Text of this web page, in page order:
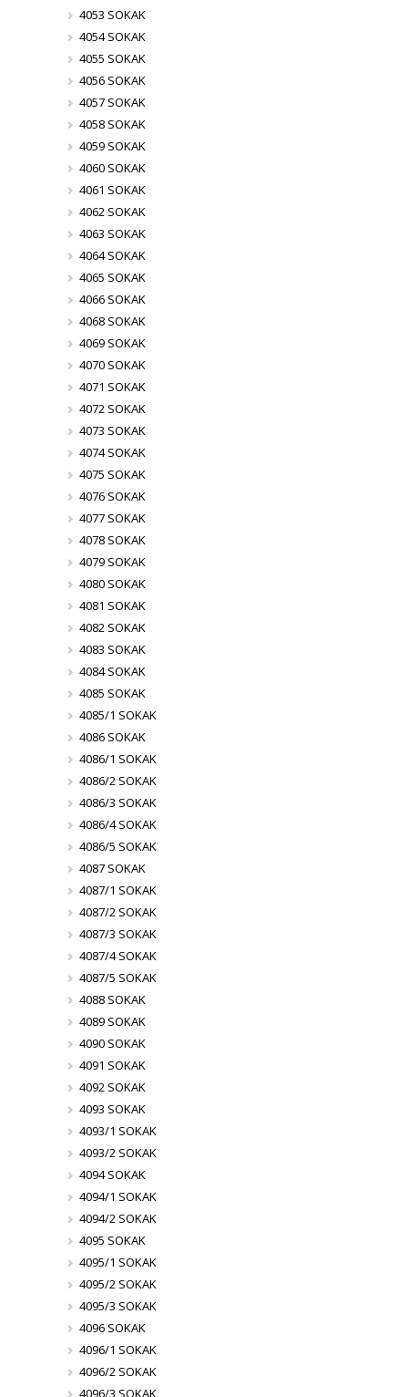
4053 SOKAK
4054 SOKAK
4055 SOKAK
4056 SOKAK
4057 SOKAK
4058 SOKAK
4059 SOKAK
4060 SOKAK
4061 SOKAK
4062 SOKAK
4063 SOKAK
4064 SOKAK
4065 SOKAK
4066 SOKAK
4068 SOKAK
4069 SOKAK
4070 SOKAK
4071 SOKAK
4072 SOKAK
4073 SOKAK
4074 SOKAK
4075 SOKAK
4076 SOKAK
4077 SOKAK
4078 SOKAK
4079 SOKAK
4080 SOKAK
4081 SOKAK
4082 SOKAK
4083 SOKAK
4084 SOKAK
4085 SOKAK
4085/1 SOKAK
4086 SOKAK
4086/1 SOKAK
4086/2 SOKAK
4086/3 SOKAK
4086/4 SOKAK
4086/5 SOKAK
4087 SOKAK
4087/1 SOKAK
4087/2 SOKAK
4087/3 SOKAK
4087/4 SOKAK
4087/5 SOKAK
4088 SOKAK
4089 SOKAK
4090 SOKAK
4091 SOKAK
4092 SOKAK
4093 SOKAK
4093/1 SOKAK
4093/2 SOKAK
4094 SOKAK
4094/1 SOKAK
4094/2 SOKAK
4095 SOKAK
4095/1 SOKAK
4095/2 SOKAK
4095/3 SOKAK
4096 SOKAK
4096/1 SOKAK
4096/2 SOKAK
4096/3 SOKAK